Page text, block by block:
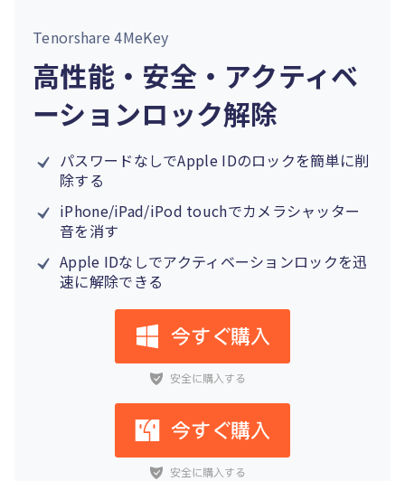
Tenorshare 4MeKey
高性能・安全・アクティベ
ーションロック解除
パスワードなしでApple IDのロックを簡単に削
除する
iPhone/iPad/iPod touchでカメラシャッター
音を消す
Apple IDなしでアクティベーションロックを迅
速に解除できる